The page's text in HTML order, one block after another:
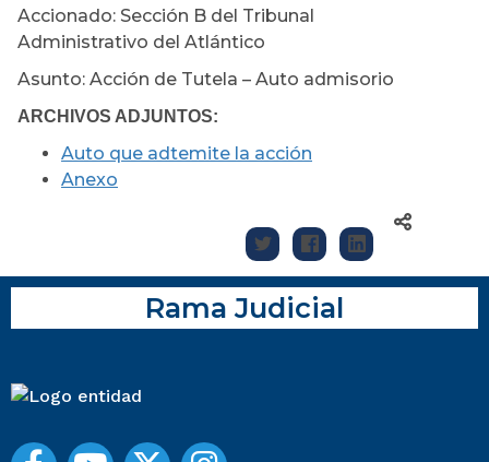
Accionado: Sección B del Tribunal
Administrativo del Atlántico
Asunto: Acción de Tutela – Auto admisorio
ARCHIVOS ADJUNTOS:
Auto que adtemite la acción
Anexo
Rama Judicial